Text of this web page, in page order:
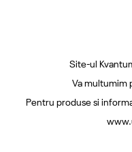
Site-ul
Va multumim
Pentru produse si